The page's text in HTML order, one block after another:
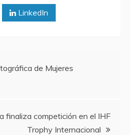
LinkedIn
de Mujeres
finaliza competición en el IHF
Trophy Internacional